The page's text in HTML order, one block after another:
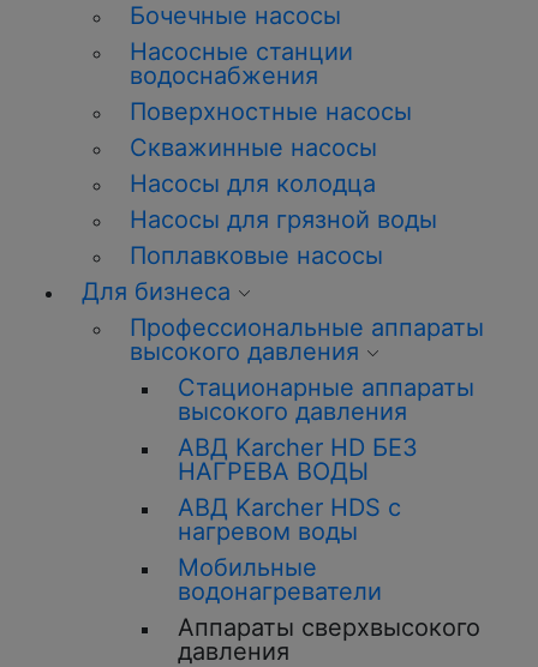
Бочечные насосы
Насосные станции
водоснабжения
Поверхностные насосы
Скважинные насосы
Насосы для колодца
Насосы для грязной воды
Поплавковые насосы
Для бизнеса
Профессиональные аппараты
высокого давления
Стационарные аппараты
высокого давления
АВД Karcher HD БЕЗ
НАГРЕВА ВОДЫ
АВД Karcher HDS с
нагревом воды
Мобильные
водонагреватели
Аппараты сверхвысокого
давления